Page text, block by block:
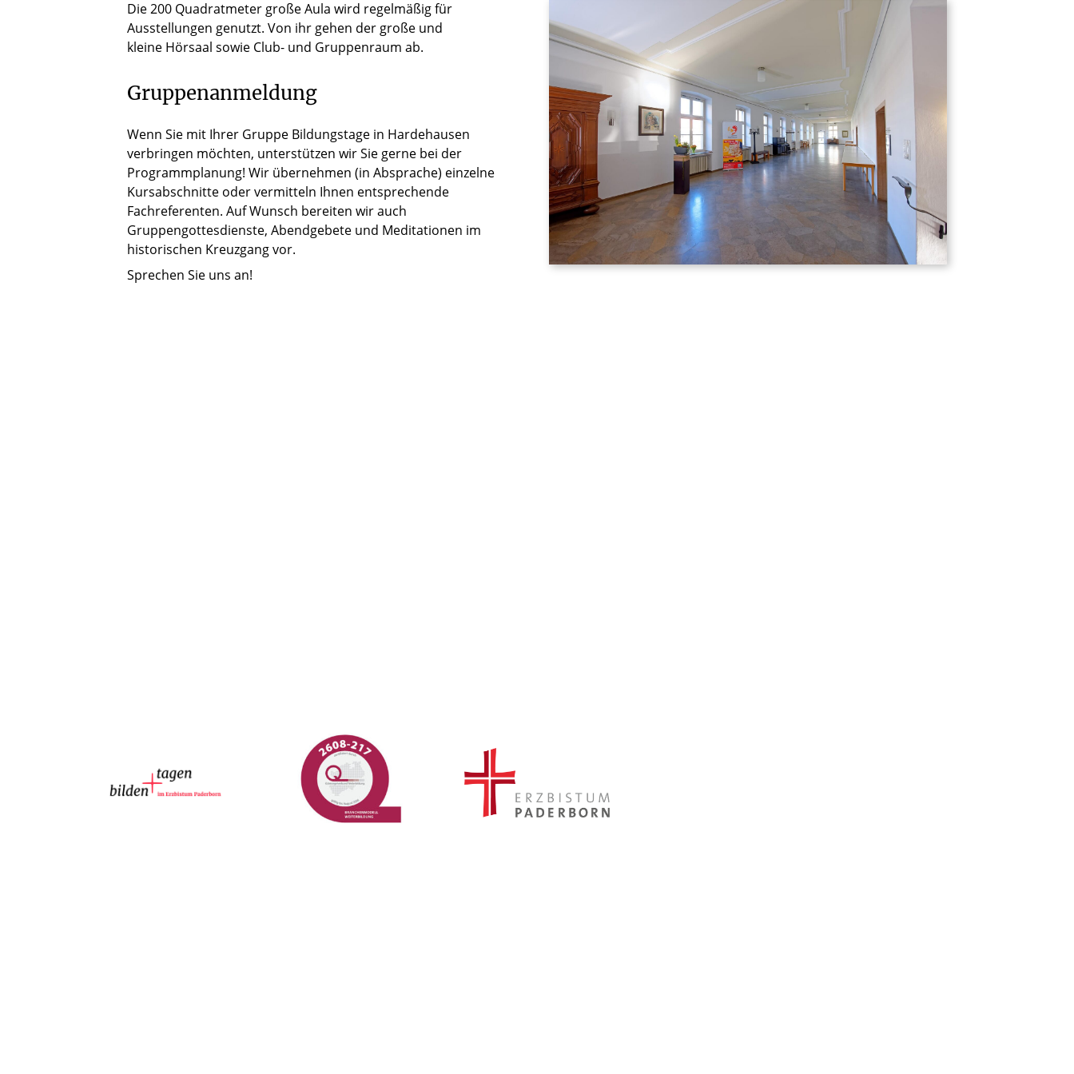
Die 200 Quadratmeter große Aula wird regelmäßig für
Ausstellungen genutzt. Von ihr gehen der große und
kleine Hörsaal sowie Club- und Gruppenraum ab.
Gruppenanmeldung
Wenn Sie mit Ihrer Gruppe Bildungstage in Hardehausen
verbringen möchten, unterstützen wir Sie gerne bei der
Programmplanung! Wir übernehmen (in Absprache) einzelne
Kursabschnitte oder vermitteln Ihnen entsprechende
Fachreferenten. Auf Wunsch bereiten wir auch
Gruppengottesdienste, Abendgebete und Meditationen im
historischen Kreuzgang vor.
Sprechen Sie uns an!